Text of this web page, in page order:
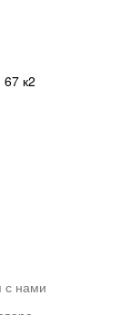
с нами
67 к2